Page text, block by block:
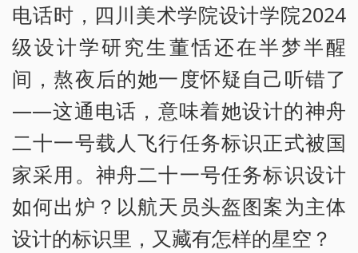
电话时，四川美术学院设计学院2024
级设计学研究生董恬还在半梦半醒
间，熬夜后的她一度怀疑自己听错了
——这通电话，意味着她设计的神舟
二十一号载人飞行任务标识正式被国
家采用。神舟二十一号任务标识设计
如何出炉？以航天员头盔图案为主体
设计的标识里，又藏有怎样的星空？